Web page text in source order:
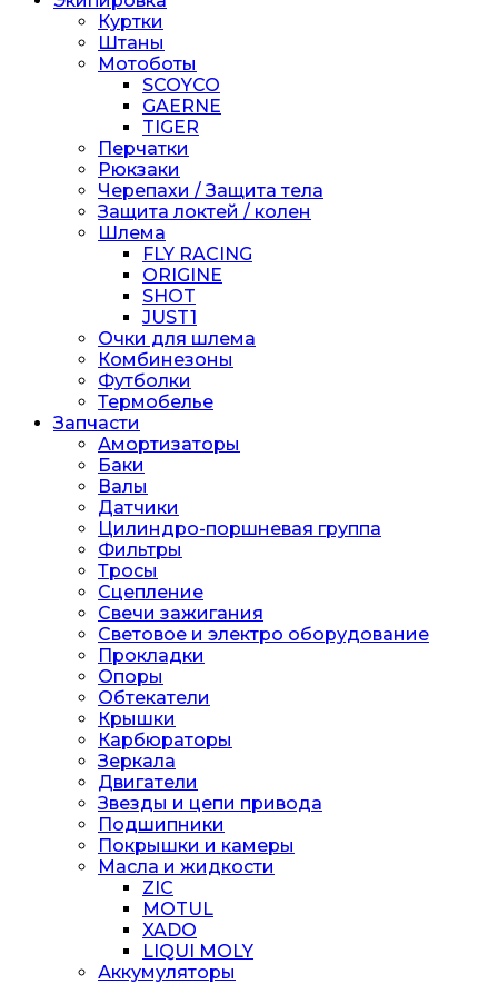
Куртки
Штаны
Мотоботы
SCOYCO
GAERNE
TIGER
Перчатки
Рюкзаки
Черепахи / Защита тела
Защита локтей / колен
Шлема
FLY RACING
ORIGINE
SHOT
JUST1
Очки для шлема
Комбинезоны
Футболки
Термобелье
Запчасти
Амортизаторы
Баки
Валы
Датчики
Цилиндро-поршневая группа
Фильтры
Тросы
Сцепление
Свечи зажигания
Световое и электро оборудование
Прокладки
Опоры
Обтекатели
Крышки
Карбюраторы
Зеркала
Двигатели
Звезды и цепи привода
Подшипники
Покрышки и камеры
Масла и жидкости
ZIC
MOTUL
XADO
LIQUI MOLY
Аккумуляторы